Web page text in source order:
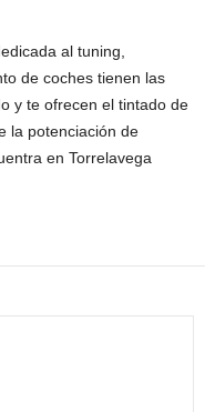
al tuning,
de coches tienen las
y te ofrecen el tintado de
la potenciación de
en Torrelavega